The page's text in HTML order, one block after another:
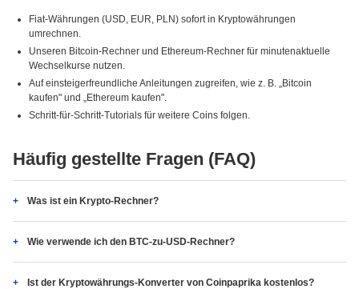
Fiat-Währungen (USD, EUR, PLN) sofort in Kryptowährungen
umrechnen.
Unseren Bitcoin-Rechner und Ethereum-Rechner für minutenaktuelle
Wechselkurse nutzen.
Auf einsteigerfreundliche Anleitungen zugreifen, wie z. B. „Bitcoin
kaufen" und „Ethereum kaufen".
Schritt-für-Schritt-Tutorials für weitere Coins folgen.
Häufig gestellte Fragen (FAQ)
Was ist ein Krypto-Rechner?
Wie verwende ich den BTC-zu-USD-Rechner?
Ist der Kryptowährungs-Konverter von Coinpaprika kostenlos?